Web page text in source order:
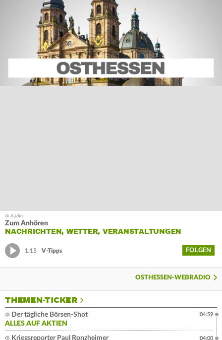
Zum Anhören
NACHRICHTEN, WETTER, VERANSTALTUNGEN
1:15 V-Tipps FOLGEN
OSTHESSEN-WEBRADIO
THEMEN-TICKER
Der tägliche Börsen-Shot
ALLES AUF AKTIEN
04:59
Kriegsreporter Paul Ronzheimer
04:00